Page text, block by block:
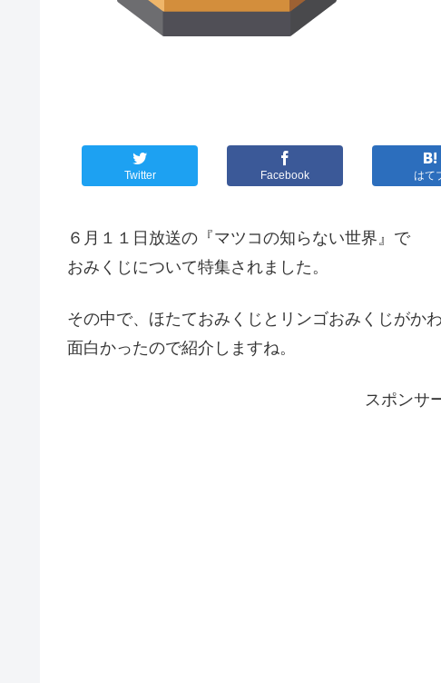
Twitter Facebook はて
６月１１日放送の『マツコの知らない世界』で
おみくじについて特集されました。
その中で、ほたておみくじとリンゴおみくじがかわ
面白かったので紹介しますね。
スポンサ